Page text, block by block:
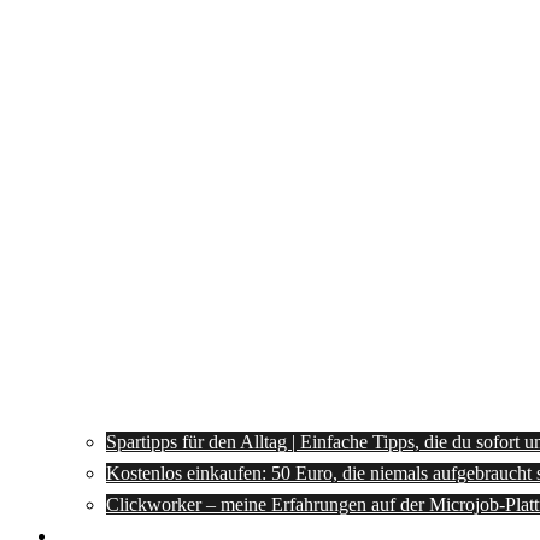
Spartipps für den Alltag | Einfache Tipps, die du sofort
Kostenlos einkaufen: 50 Euro, die niemals aufgebraucht
Clickworker – meine Erfahrungen auf der Microjob-